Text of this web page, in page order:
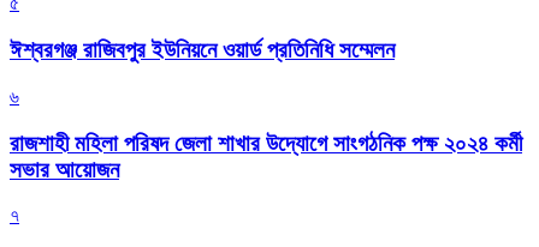
ঈশ্বরগঞ্জ রাজিবপুর ইউনিয়নে ওয়ার্ড প্রতিনিধি সম্মেলন
৬
রাজশাহী মহিলা পরিষদ জেলা শাখার উদ্যোগে সাংগঠনিক পক্ষ ২০২৪ কর্মী
সভার আয়োজন
৭